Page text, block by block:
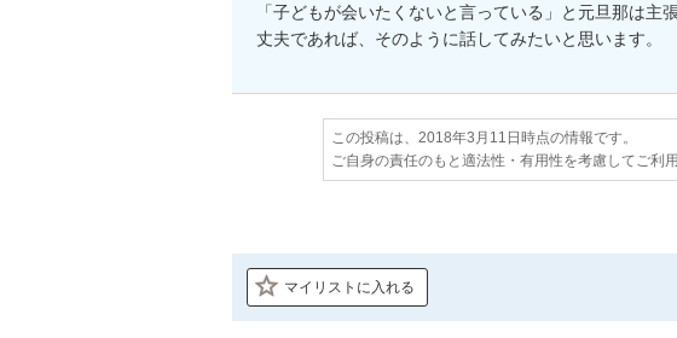
「子どもが会いたくないと言っている」と元旦那は
丈夫であれば、そのように話してみたいと思います。
この投稿は、2018年3月11日時点の情報です。
ご自身の責任のもと適法性・有用性を考慮してご利
マイリストに入れる